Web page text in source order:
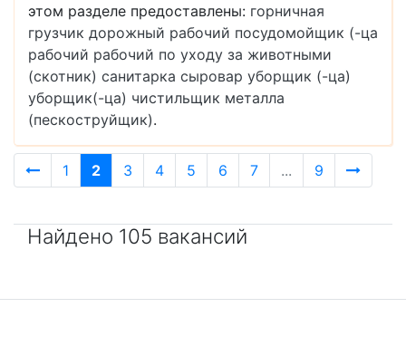
этом разделе предоставлены: горничная
грузчик дорожный рабочий посудомойщик (-ца
рабочий рабочий по уходу за животными
(скотник) санитарка сыровар уборщик (-ца)
уборщик(-ца) чистильщик металла
(пескоструйщик).
1 2 3 4 5 6 7 ... 9
Найдено 105 вакансий